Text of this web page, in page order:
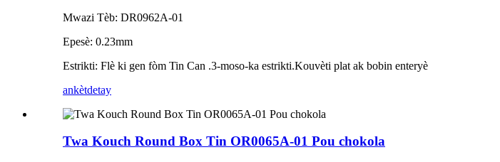
Mwazi Tèb: DR0962A-01
Epesè: 0.23mm
Estrikti: Flè ki gen fòm Tin Can .3-moso-ka estrikti.Kouvèti plat ak bobin enteryè
ankètdetay
Twa Kouch Round Box Tin OR0065A-01 Pou chokola